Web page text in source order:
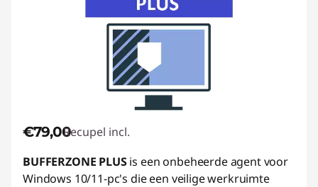
€79,00Recupel incl.
BUFFERZONE PLUSis een onbeheerde agent voor
Windows 10/11-pc's die een veilige werkruimte